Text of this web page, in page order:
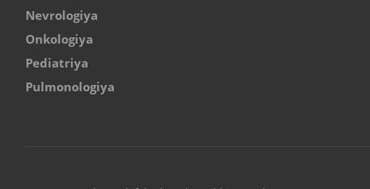
Nevrologiya
Onkologiya
Pediatriya
Pulmonologiya